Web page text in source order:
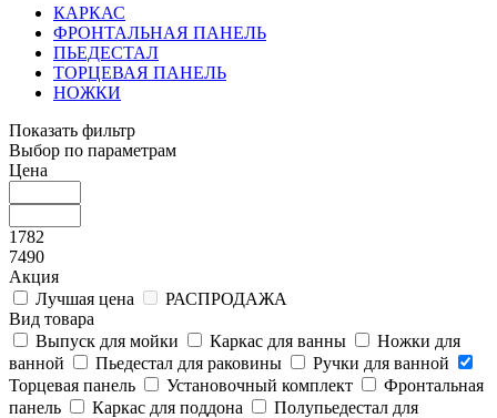
КАРКАС
ФРОНТАЛЬНАЯ ПАНЕЛЬ
ПЬЕДЕСТАЛ
ТОРЦЕВАЯ ПАНЕЛЬ
НОЖКИ
Показать фильтр
Выбор по параметрам
Цена
1782
7490
Акция
Лучшая цена
РАСПРОДАЖА
Вид товара
Выпуск для мойки
Каркас для ванны
Ножки для
ванной
Пьедестал для раковины
Ручки для ванной
Торцевая панель
Установочный комплект
Фронтальная
панель
Каркас для поддона
Полупьедестал для